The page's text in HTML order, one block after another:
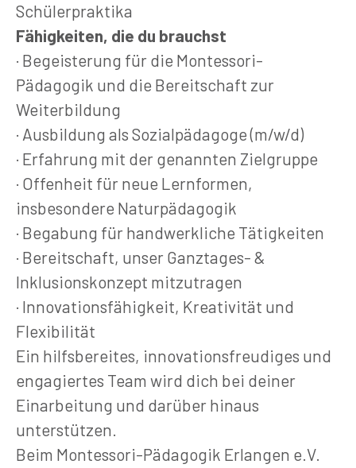
Schülerpraktika
Fähigkeiten, die du brauchst
· Begeisterung für die Montessori-
Pädagogik und die Bereitschaft zur
Weiterbildung
· Ausbildung als Sozialpädagoge (m/w/d)
· Erfahrung mit der genannten Zielgruppe
· Offenheit für neue Lernformen,
insbesondere Naturpädagogik
· Begabung für handwerkliche Tätigkeiten
· Bereitschaft, unser Ganztages- &
Inklusionskonzept mitzutragen
· Innovationsfähigkeit, Kreativität und
Flexibilität
Ein hilfsbereites, innovationsfreudiges und
engagiertes Team wird dich bei deiner
Einarbeitung und darüber hinaus
unterstützen.
Beim Montessori-Pädagogik Erlangen e.V.